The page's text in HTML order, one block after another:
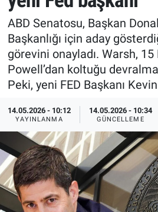
ABD Senatosu, Başkan
Başkanlığı için aday
görevini onayladı. Warsh, 15
Powell’dan koltuğu
Peki, yeni FED Başkanı
14.05.2026 - 10:12
YAYINLANMA
14.05.2026 - 10:34
GÜNCELLEME
Ekonomi
Trend
Özel Haberler
Spor
Ekonomi
Dünya
Kadın
Erişim Bilgileri
Tüm Manşetler
Son Dakika Haberleri
Haber Arşivi